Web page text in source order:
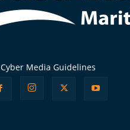
Cyber Media Guidelines